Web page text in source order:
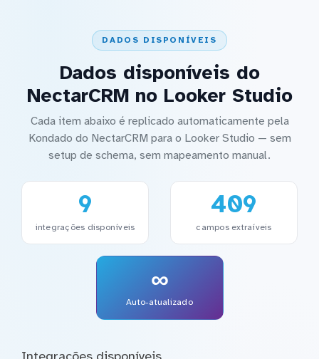
DADOS DISPONÍVEIS
Dados disponíveis do
NectarCRM no Looker Studio
Cada item abaixo é replicado automaticamente pela
Kondado do NectarCRM para o Looker Studio — sem
setup de schema, sem mapeamento manual.
9
integrações disponíveis
409
campos extraíveis
∞
Auto-atualizado
Integrações disponíveis